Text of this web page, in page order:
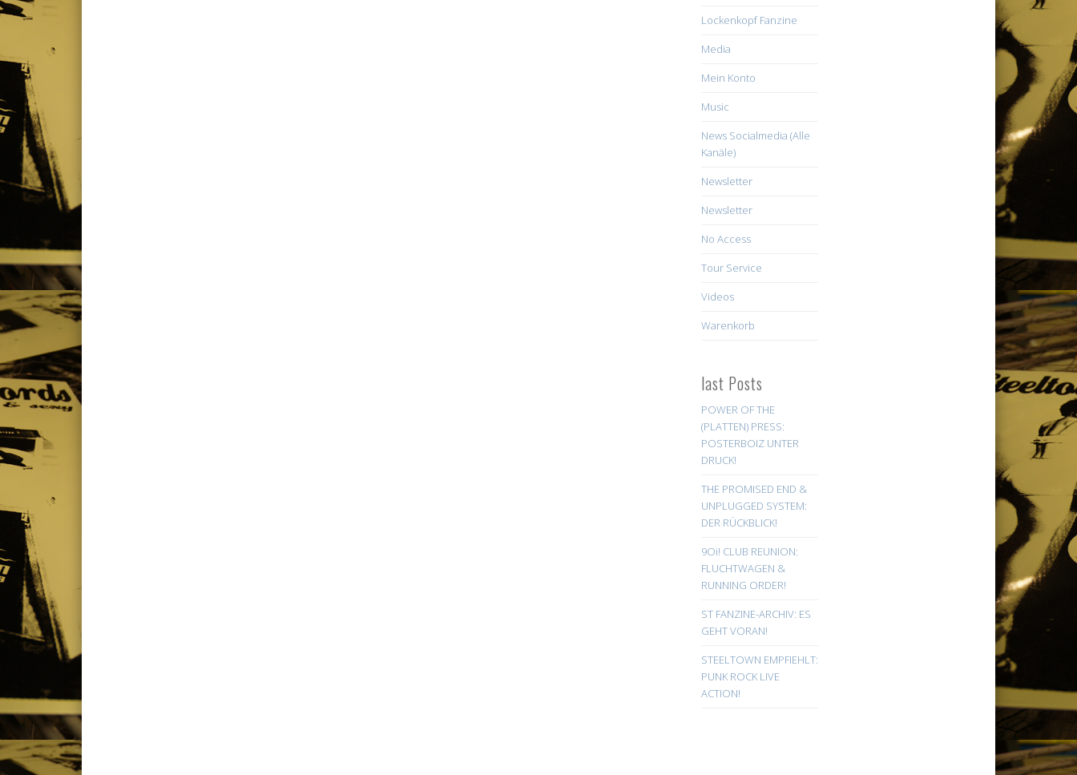
Lockenkopf Fanzine
Media
Mein Konto
Music
News Socialmedia (Alle
Kanäle)
Newsletter
Newsletter
No Access
Tour Service
Videos
Warenkorb
last Posts
POWER OF THE
(PLATTEN) PRESS:
POSTERBOIZ UNTER
DRUCK!
THE PROMISED END &
UNPLUGGED SYSTEM:
DER RÜCKBLICK!
9Oi! CLUB REUNION:
FLUCHTWAGEN &
RUNNING ORDER!
ST FANZINE-ARCHIV: ES
GEHT VORAN!
STEELTOWN EMPFIEHLT:
PUNK ROCK LIVE
ACTION!